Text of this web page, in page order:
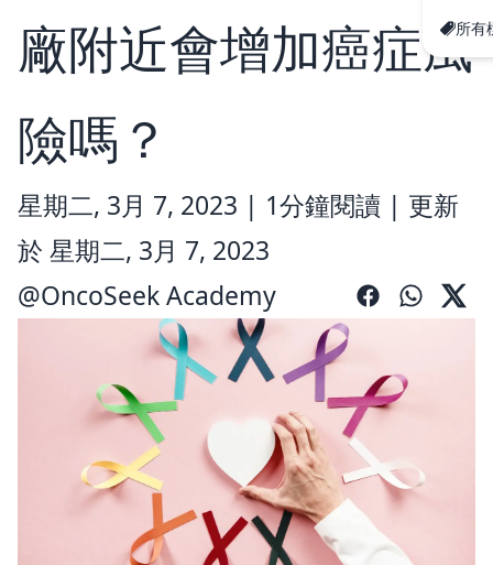
所有
廠附近會增加癌症風
險嗎？
星期二, 3月 7, 2023 | 1分鐘閱讀 | 更新
於 星期二, 3月 7, 2023
@OncoSeek Academy